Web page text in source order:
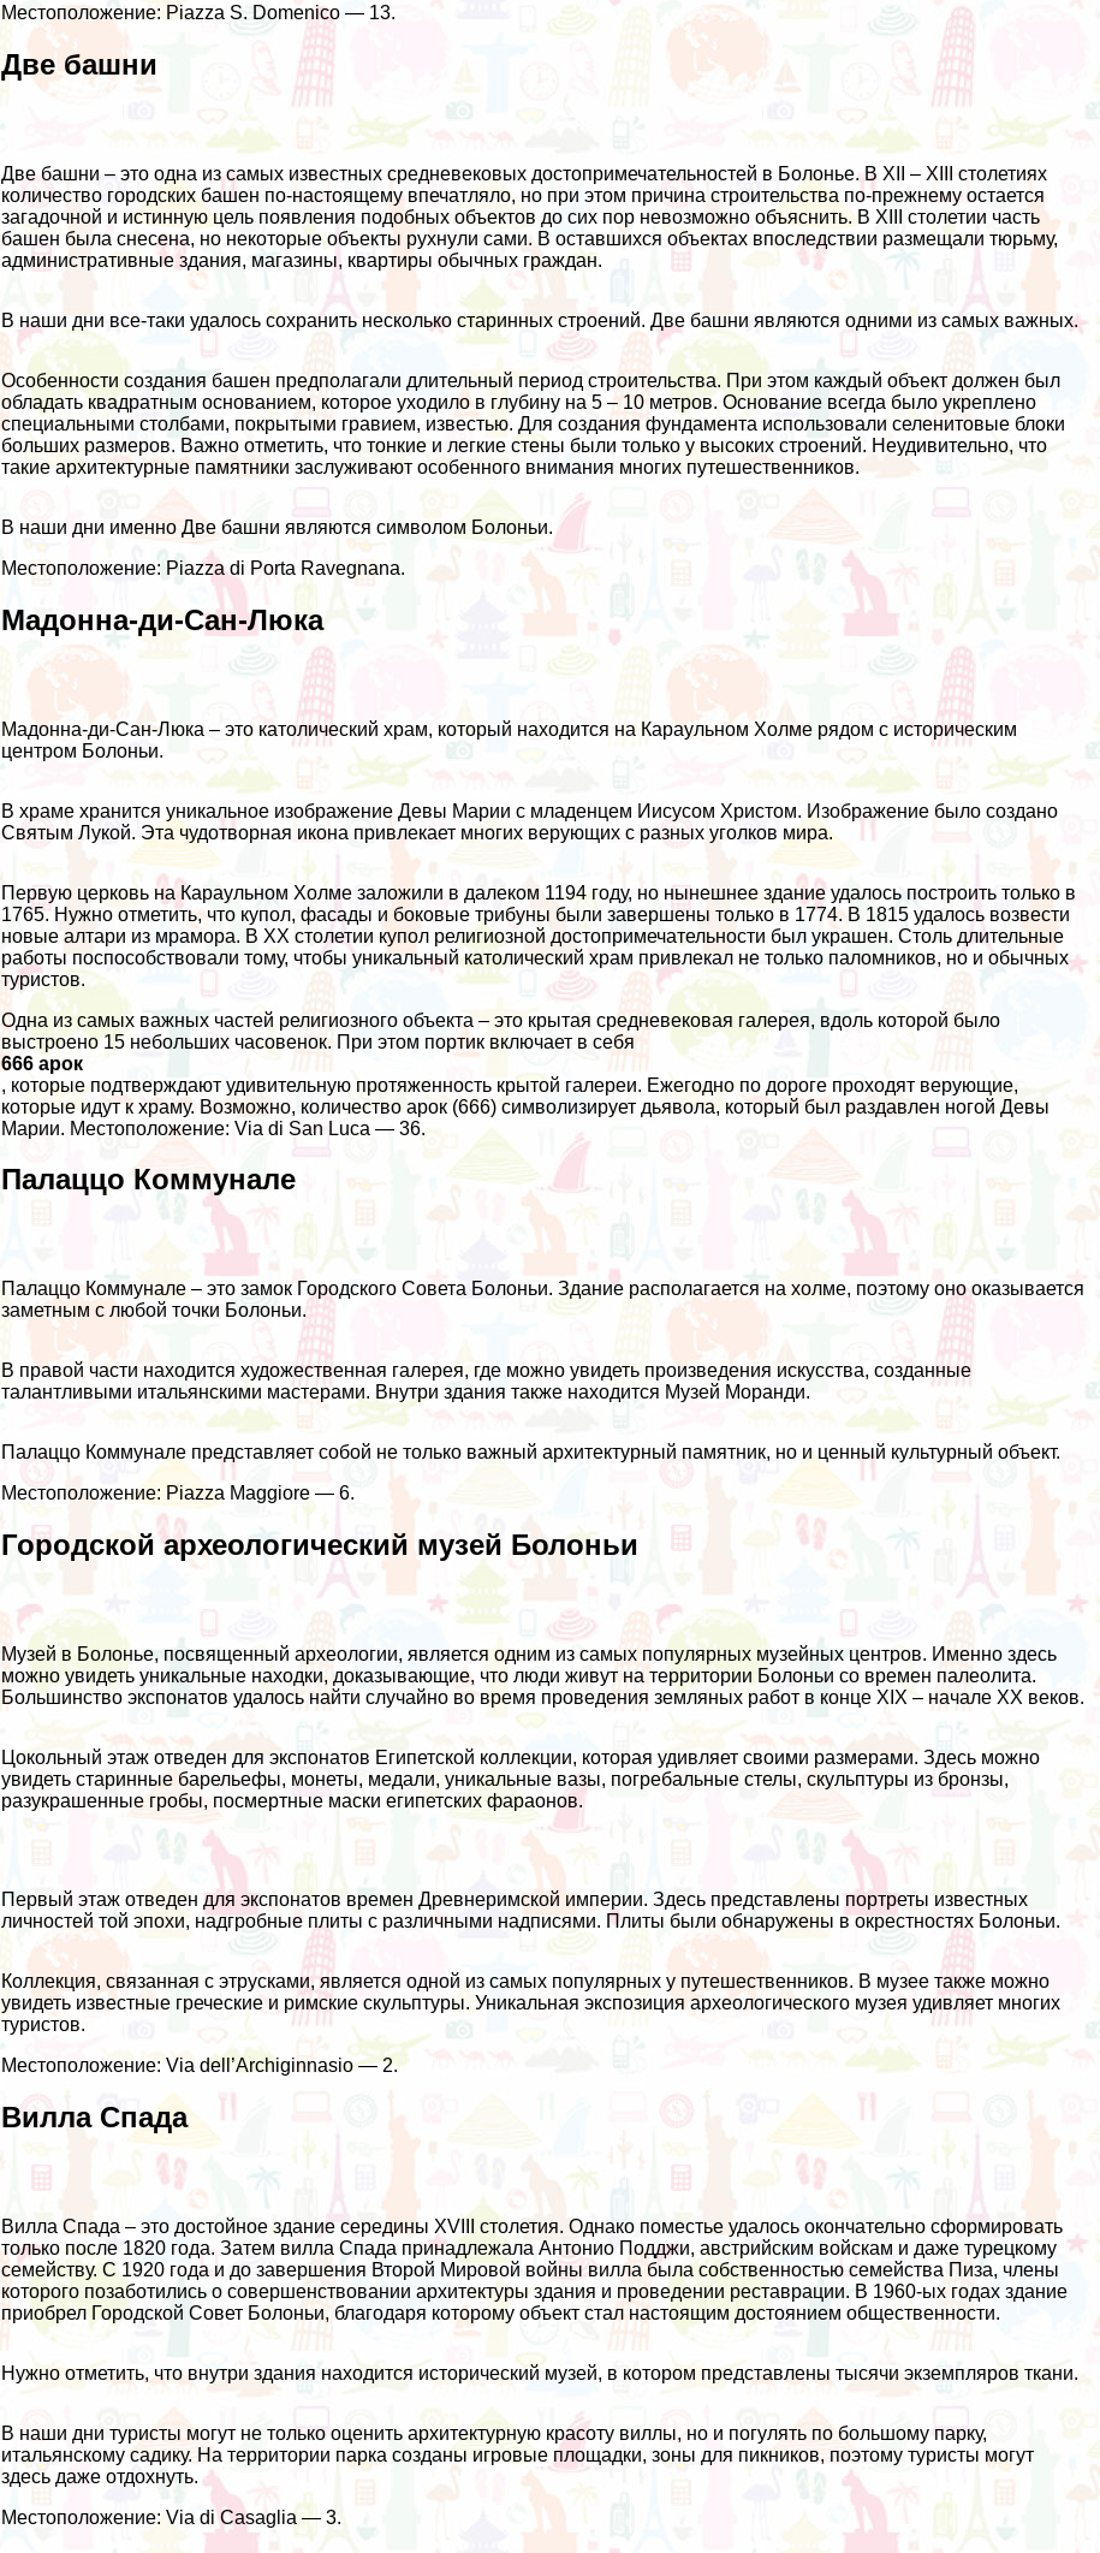
Местоположение: Piazza S. Domenico — 13.
Две башни
Две башни – это одна из самых известных средневековых достопримечательностей в Болонье. В XII – XIII столетиях
количество городских башен по-настоящему впечатляло, но при этом причина строительства по-прежнему остается
загадочной и истинную цель появления подобных объектов до сих пор невозможно объяснить. В XIII столетии часть
башен была снесена, но некоторые объекты рухнули сами. В оставшихся объектах впоследствии размещали тюрьму,
административные здания, магазины, квартиры обычных граждан.
В наши дни все-таки удалось сохранить несколько старинных строений. Две башни являются одними из самых важных.
Особенности создания башен предполагали длительный период строительства. При этом каждый объект должен был
обладать квадратным основанием, которое уходило в глубину на 5 – 10 метров. Основание всегда было укреплено
специальными столбами, покрытыми гравием, известью. Для создания фундамента использовали селенитовые блоки
больших размеров. Важно отметить, что тонкие и легкие стены были только у высоких строений. Неудивительно, что
такие архитектурные памятники заслуживают особенного внимания многих путешественников.
В наши дни именно Две башни являются символом Болоньи.
Местоположение: Piazza di Porta Ravegnana.
Мадонна-ди-Сан-Люка
Мадонна-ди-Сан-Люка – это католический храм, который находится на Караульном Холме рядом с историческим
центром Болоньи.
В храме хранится уникальное изображение Девы Марии с младенцем Иисусом Христом. Изображение было создано
Святым Лукой. Эта чудотворная икона привлекает многих верующих с разных уголков мира.
Первую церковь на Караульном Холме заложили в далеком 1194 году, но нынешнее здание удалось построить только в
1765. Нужно отметить, что купол, фасады и боковые трибуны были завершены только в 1774. В 1815 удалось возвести
новые алтари из мрамора. В XX столетии купол религиозной достопримечательности был украшен. Столь длительные
работы поспособствовали тому, чтобы уникальный католический храм привлекал не только паломников, но и обычных
туристов.
Одна из самых важных частей религиозного объекта – это крытая средневековая галерея, вдоль которой было
выстроено 15 небольших часовенок. При этом портик включает в себя
666 арок
, которые подтверждают удивительную протяженность крытой галереи. Ежегодно по дороге проходят верующие,
которые идут к храму. Возможно, количество арок (666) символизирует дьявола, который был раздавлен ногой Девы
Марии. Местоположение: Via di San Luca — 36.
Палаццо Коммунале
Палаццо Коммунале – это замок Городского Совета Болоньи. Здание располагается на холме, поэтому оно оказывается
заметным с любой точки Болоньи.
В правой части находится художественная галерея, где можно увидеть произведения искусства, созданные
талантливыми итальянскими мастерами. Внутри здания также находится Музей Моранди.
Палаццо Коммунале представляет собой не только важный архитектурный памятник, но и ценный культурный объект.
Местоположение: Piazza Maggiore — 6.
Городской археологический музей Болоньи
Музей в Болонье, посвященный археологии, является одним из самых популярных музейных центров. Именно здесь
можно увидеть уникальные находки, доказывающие, что люди живут на территории Болоньи со времен палеолита.
Большинство экспонатов удалось найти случайно во время проведения земляных работ в конце XIX – начале XX веков.
Цокольный этаж отведен для экспонатов Египетской коллекции, которая удивляет своими размерами. Здесь можно
увидеть старинные барельефы, монеты, медали, уникальные вазы, погребальные стелы, скульптуры из бронзы,
разукрашенные гробы, посмертные маски египетских фараонов.
Первый этаж отведен для экспонатов времен Древнеримской империи. Здесь представлены портреты известных
личностей той эпохи, надгробные плиты с различными надписями. Плиты были обнаружены в окрестностях Болоньи.
Коллекция, связанная с этрусками, является одной из самых популярных у путешественников. В музее также можно
увидеть известные греческие и римские скульптуры. Уникальная экспозиция археологического музея удивляет многих
туристов.
Местоположение: Via dell’Archiginnasio — 2.
Вилла Спада
Вилла Спада – это достойное здание середины XVIII столетия. Однако поместье удалось окончательно сформировать
только после 1820 года. Затем вилла Спада принадлежала Антонио Подджи, австрийским войскам и даже турецкому
семейству. С 1920 года и до завершения Второй Мировой войны вилла была собственностью семейства Пиза, члены
которого позаботились о совершенствовании архитектуры здания и проведении реставрации. В 1960-ых годах здание
приобрел Городской Совет Болоньи, благодаря которому объект стал настоящим достоянием общественности.
Нужно отметить, что внутри здания находится исторический музей, в котором представлены тысячи экземпляров ткани.
В наши дни туристы могут не только оценить архитектурную красоту виллы, но и погулять по большому парку,
итальянскому садику. На территории парка созданы игровые площадки, зоны для пикников, поэтому туристы могут
здесь даже отдохнуть.
Местоположение: Via di Casaglia — 3.